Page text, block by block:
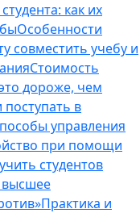
как их
Особенности
совместить учебу и
Стоимость
дороже, чем
поступать в
управления
при помощи
студентов
Практика и